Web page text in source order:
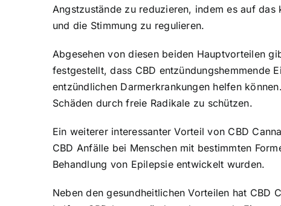
Angstzustände zu reduzieren, indem es auf
und die Stimmung zu regulieren.
Abgesehen von diesen beiden Hauptvorteilen
festgestellt, dass CBD entzündungshemmende
entzündlichen Darmerkrankungen helfen
Schäden durch freie Radikale zu schützen.
Ein weiterer interessanter Vorteil von CBD
CBD Anfälle bei Menschen mit bestimmten
Behandlung von Epilepsie entwickelt wurden.
Neben den gesundheitlichen Vorteilen hat CBD